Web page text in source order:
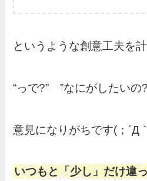
というような創意工夫を
“っで?” ”なにがしたい
意見になりがちです(；´Д
いつもと「少し」だけ違